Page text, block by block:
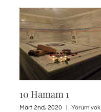
10 Hamam 1
Mart 2nd, 2020 Yorum yok